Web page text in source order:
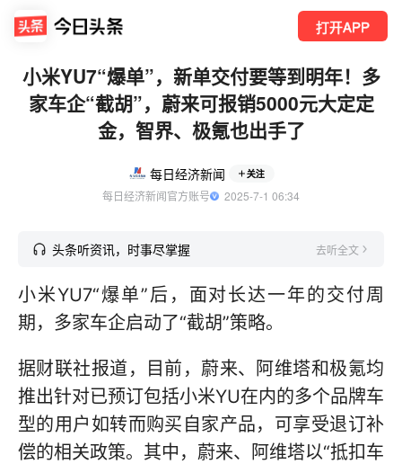
打开APP
小米YU7“爆单”，新单交付要等到明年！多
家车企“截胡”，蔚来可报销5000元大定定
金，智界、极氪也出手了
每日经济新闻 关注
每日经济新闻官方账号
  2025-7-1 06:34
头条听资讯，时事尽掌握 去听全文
小米YU7“爆单”后，面对长达一年的交付周
期，多家车企启动了“截胡”策略。
据财联社报道，目前，蔚来、阿维塔和极氪均
推出针对已预订包括小米YU在内的多个品牌车
型的用户如转而购买自家产品，可享受退订补
偿的相关政策。其中，蔚来、阿维塔以“抵扣车